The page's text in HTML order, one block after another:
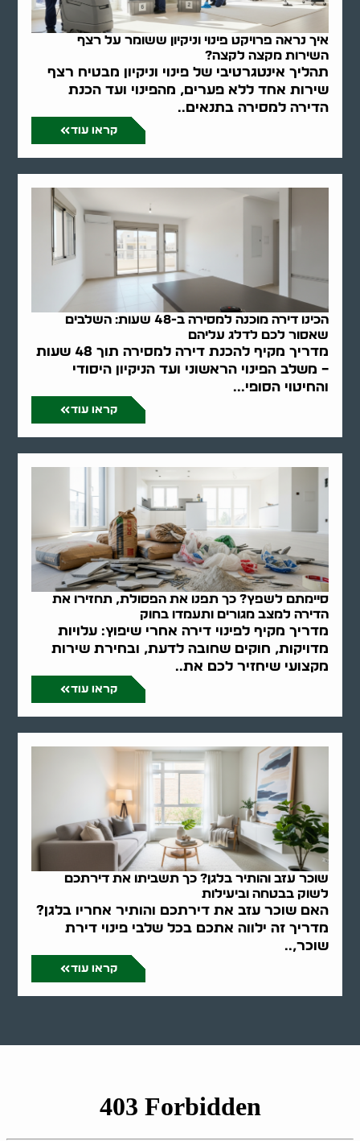
איך נראה פרויקט פינוי וניקיון ששומר על רצף
השירות מקצה לקצה?
תהליך אינטגרטיבי של פינוי וניקיון מבטיח רצף
שירות אחד ללא פערים, מהפינוי ועד הכנת
הדירה למסירה בתנאים..
קראו עוד
הכינו דירה מוכנה למסירה ב-48 שעות: השלבים
שאסור לכם לדלג עליהם
מדריך מקיף להכנת דירה למסירה תוך 48 שעות
– משלב הפינוי הראשוני ועד הניקיון היסודי
והחיטוי הסופי...
קראו עוד
סיימתם לשפץ? כך תפנו את הפסולת, תחזירו את
הדירה למצב מגורים ותעמדו בחוק
מדריך מקיף לפינוי דירה אחרי שיפוץ: עלויות
מדויקות, חוקים שחובה לדעת, ובחירת שירות
מקצועי שיחזיר לכם את..
קראו עוד
שוכר עזב והותיר בלגן? כך תשביתו את דירתכם
לשוק בבטחה וביעילות
האם שוכר עזב את דירתכם והותיר אחריו בלגן?
מדריך זה ילווה אתכם בכל שלבי פינוי דירת
שוכר,..
קראו עוד